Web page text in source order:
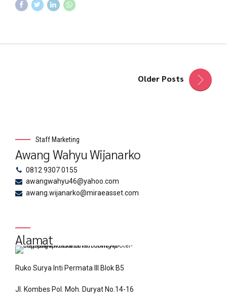
Older Posts
Staff Marketing
Awang Wahyu Wijanarko
0812 9307 0155
awangwahyu46@yahoo.com
awang.wijanarko@miraeasset.com
Alamat
Ruko Surya Inti Permata III Blok B5
Jl. Kombes Pol. Moh. Duryat No.14-16